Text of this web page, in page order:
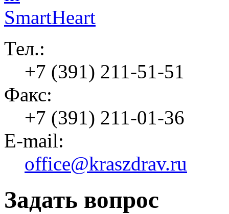
Тел.:
+7 (391) 211-51-51
Факс:
+7 (391) 211-01-36
E-mail:
office@kraszdrav.ru
Задать вопрос